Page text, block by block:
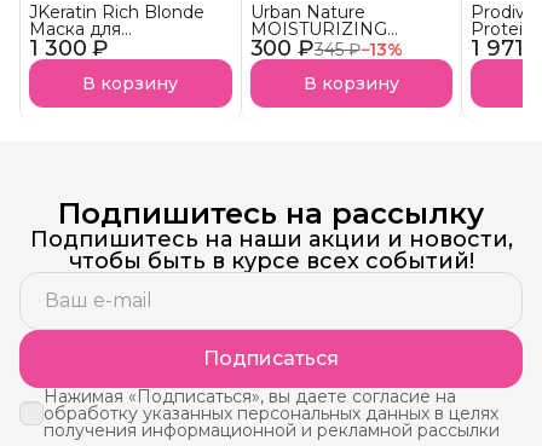
1 300 ₽
JKeratin Rich Blonde
Маска для
осветленных волос
Уход & нейтрализация
желтизны СКОРО В
НАЛИЧИИ!
В корзину
300 ₽345 ₽−13%
Urban Nature
MOISTURIZING
Кондиционер
Увлажняющий АКЦИЯ!
В корзину
1 971
Protein
Подпишитесь на рассылку
Подпишитесь на наши акции и новости,
чтобы быть в курсе всех событий!
Подписаться
Нажимая «Подписаться», вы даете согласие на
обработку указанных персональных данных в целях
получения информационной и рекламной рассылки